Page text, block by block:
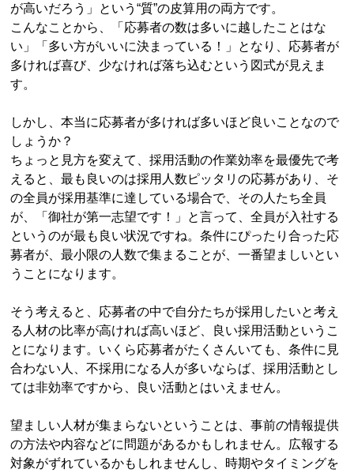
が高いだろう」という“質”の皮算用の両方です。
こんなことから、「応募者の数は多いに越したことはな
い」「多い方がいいに決まっている！」となり、応募者が
多ければ喜び、少なければ落ち込むという図式が見えま
す。
しかし、本当に応募者が多ければ多いほど良いことなので
しょうか？
ちょっと見方を変えて、採用活動の作業効率を最優先で考
えると、最も良いのは採用人数ピッタリの応募があり、そ
の全員が採用基準に達している場合で、その人たち全員
が、「御社が第一志望です！」と言って、全員が入社する
というのが最も良い状況ですね。条件にぴったり合った応
募者が、最小限の人数で集まることが、一番望ましいとい
うことになります。
そう考えると、応募者の中で自分たちが採用したいと考え
る人材の比率が高ければ高いほど、良い採用活動というこ
とになります。いくら応募者がたくさんいても、条件に見
合わない人、不採用になる人が多いならば、採用活動とし
ては非効率ですから、良い活動とはいえません。
望ましい人材が集まらないということは、事前の情報提供
の方法や内容などに問題があるかもしれません。広報する
対象がずれているかもしれませんし、時期やタイミングを